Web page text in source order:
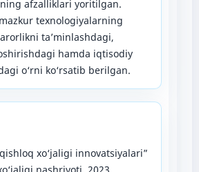
afzalliklari yoritilgan.
texnologiyalarning
ta’minlashdagi,
hamda iqtisodiy
o‘rni ko‘rsatib berilgan.
xo‘jaligi innovatsiyalari”